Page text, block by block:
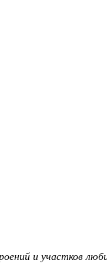
и участков